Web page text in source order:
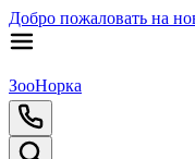
Добро пожаловать на
ЗооНорка